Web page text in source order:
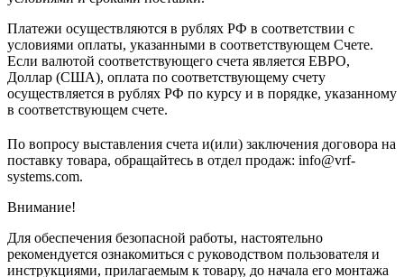
Платежи осуществляются в рублях РФ в соответствии с
условиями оплаты, указанными в соответствующем Счете.
Если валютой соответствующего счета является ЕВРО,
Доллар (США), оплата по соответствующему cчету
осуществляется в рублях РФ по курсу и в порядке, указанному
в соответствующем cчете.
По вопросу выставления счета и(или) заключения договора на
поставку товара, обращайтесь в отдел продаж: info@vrf-
systems.com.
Внимание!
Для обеспечения безопасной работы, настоятельно
рекомендуется ознакомиться с руководством пользователя и
инструкциями, прилагаемым к товару, до начала его монтажа